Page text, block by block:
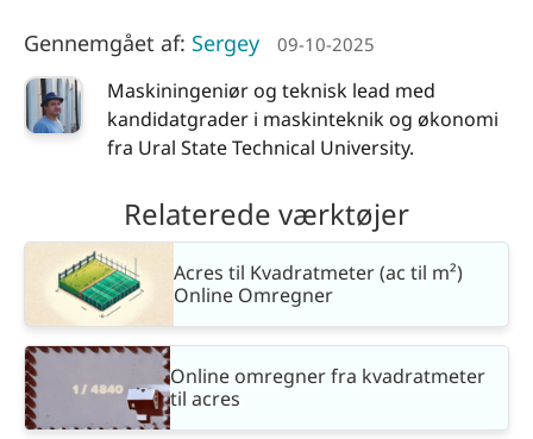
Gennemgået af: Sergey 09-10-2025
Maskiningeniør og teknisk lead med
kandidatgrader i maskinteknik og økonomi
fra Ural State Technical University.
Relaterede værktøjer
Acres til Kvadratmeter (ac til m²)
Online Omregner
Online omregner fra kvadratmeter
til acres